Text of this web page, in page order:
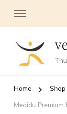
Home Shop
Medidu